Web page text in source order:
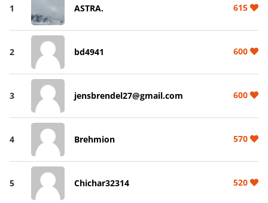
1 ASTRA. 615
2 bd4941 600
3 jensbrendel27@gmail.com 600
4 Brehmion 570
5 Chichar32314 520